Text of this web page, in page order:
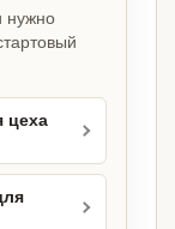
нужно
цеха